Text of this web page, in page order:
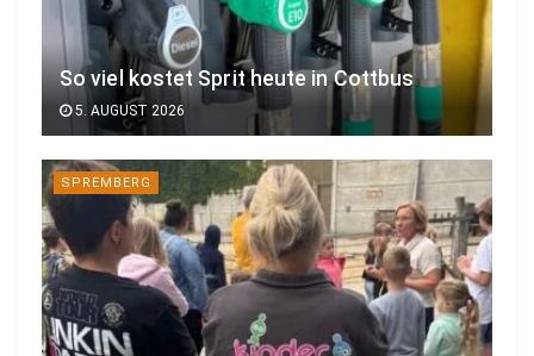
So viel kostet Sprit heute in Cottbus
5. AUGUST 2026
SPREMBERG